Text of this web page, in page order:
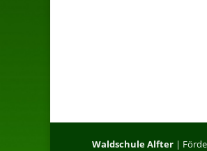
Waldschule Alfter |